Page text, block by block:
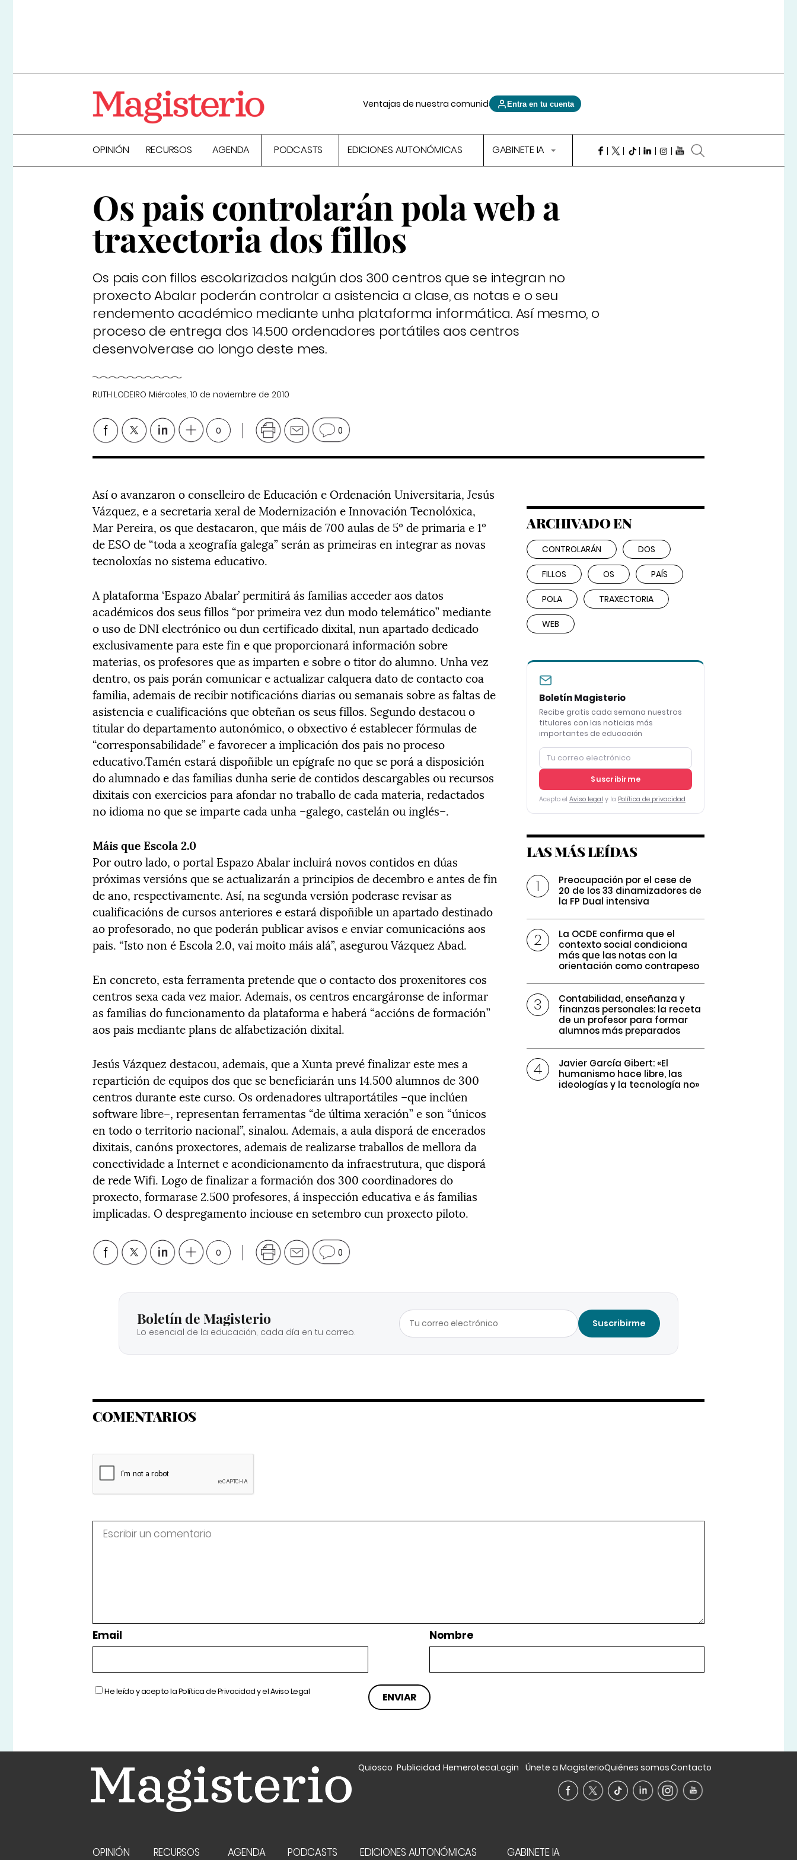
Ventajas de nuestra comunidad Entra en tu cuenta
OPINIÓN RECURSOS AGENDA PODCASTS EDICIONES AUTONÓMICAS GABINETE IA
Os pais controlarán pola web a
traxectoria dos fillos
Os pais con fillos escolarizados nalgún dos 300 centros que se integran no
proxecto Abalar poderán controlar a asistencia a clase, as notas e o seu
rendemento académico mediante unha plataforma informática. Así mesmo, o
proceso de entrega dos 14.500 ordenadores portátiles aos centros
desenvolverase ao longo deste mes.
RUTH LODEIRO Miércoles, 10 de noviembre de 2010
0 0
Así o avanzaron o conselleiro de Educación e Ordenación Universitaria, Jesús
Vázquez, e a secretaria xeral de Modernización e Innovación Tecnolóxica,
Mar Pereira, os que destacaron, que máis de 700 aulas de 5º de primaria e 1º
de ESO de “toda a xeografía galega” serán as primeiras en integrar as novas
tecnoloxías no sistema educativo.
A plataforma ‘Espazo Abalar’ permitirá ás familias acceder aos datos
académicos dos seus fillos “por primeira vez dun modo telemático” mediante
o uso de DNI electrónico ou dun certificado dixital, nun apartado dedicado
exclusivamente para este fin e que proporcionará información sobre
materias, os profesores que as imparten e sobre o titor do alumno. Unha vez
dentro, os pais porán comunicar e actualizar calquera dato de contacto coa
familia, ademais de recibir notificacións diarias ou semanais sobre as faltas de
asistencia e cualificacións que obteñan os seus fillos. Segundo destacou o
titular do departamento autonómico, o obxectivo é establecer fórmulas de
“corresponsabilidade” e favorecer a implicación dos pais no proceso
educativo.Tamén estará dispoñible un epígrafe no que se porá a disposición
do alumnado e das familias dunha serie de contidos descargables ou recursos
dixitais con exercicios para afondar no traballo de cada materia, redactados
no idioma no que se imparte cada unha –galego, castelán ou inglés–.
Máis que Escola 2.0
Por outro lado, o portal Espazo Abalar incluirá novos contidos en dúas
próximas versións que se actualizarán a principios de decembro e antes de fin
de ano, respectivamente. Así, na segunda versión poderase revisar as
cualificacións de cursos anteriores e estará dispoñible un apartado destinado
ao profesorado, no que poderán publicar avisos e enviar comunicacións aos
pais. “Isto non é Escola 2.0, vai moito máis alá”, asegurou Vázquez Abad.
En concreto, esta ferramenta pretende que o contacto dos proxenitores cos
centros sexa cada vez maior. Ademais, os centros encargáronse de informar
as familias do funcionamento da plataforma e haberá “accións de formación”
aos pais mediante plans de alfabetización dixital.
Jesús Vázquez destacou, ademais, que a Xunta prevé finalizar este mes a
repartición de equipos dos que se beneficiarán uns 14.500 alumnos de 300
centros durante este curso. Os ordenadores ultraportátiles –que inclúen
software libre–, representan ferramentas “de última xeración” e son “únicos
en todo o territorio nacional”, sinalou. Ademais, a aula disporá de encerados
dixitais, canóns proxectores, ademais de realizarse traballos de mellora da
conectividade a Internet e acondicionamento da infraestrutura, que disporá
de rede Wifi. Logo de finalizar a formación dos 300 coordinadores do
proxecto, formarase 2.500 profesores, á inspección educativa e ás familias
implicadas. O despregamento inciouse en setembro cun proxecto piloto.
0 0
ARCHIVADO EN
CONTROLARÁN DOS
FILLOS OS PAÍS
POLA TRAXECTORIA
WEB
Boletín Magisterio
Recibe gratis cada semana nuestros
titulares con las noticias más
importantes de educación
Suscribirme
Acepto el Aviso legal y la Política de privacidad
LAS MÁS LEÍDAS
Preocupación por el cese de
20 de los 33 dinamizadores de
la FP Dual intensiva
La OCDE confirma que el
contexto social condiciona
más que las notas con la
orientación como contrapeso
Contabilidad, enseñanza y
finanzas personales: la receta
de un profesor para formar
alumnos más preparados
Javier García Gibert: «El
humanismo hace libre, las
ideologías y la tecnología no»
Boletín de Magisterio
Lo esencial de la educación, cada día en tu correo.
Suscribirme
COMENTARIOS
Email Nombre
He leído y acepto laPolítica de Privacidady elAviso Legal
Quiosco Publicidad HemerotecaLogin Únete a MagisterioQuiénes somosContacto
OPINIÓN RECURSOS AGENDA PODCASTS EDICIONES AUTONÓMICAS GABINETE IA